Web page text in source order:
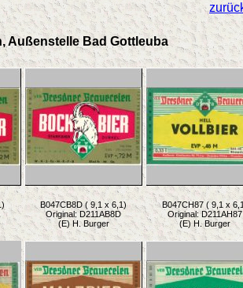
Außenstelle Bad Gottleuba
B047CB8D ( 9,1 x 6,1)
Original: D211AB8D
(E) H. Burger
B047CH87 ( 9,1 x
Original: D211AH87
(E) H. Burger